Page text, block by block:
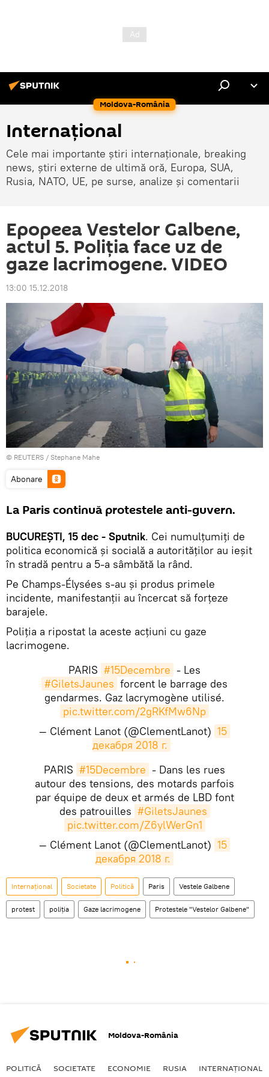
Moldova-România
Internaţional
Cele mai importante știri internaționale, breaking
news, știri externe de ultimă oră, Europa, SUA,
Rusia, NATO, UE, pe surse, analize și comentarii
Epopeea Vestelor Galbene,
actul 5. Poliția face uz de
gaze lacrimogene. VIDEO
13:00 15.12.2018
© REUTERS / Stephane Mahe
Abonare
La Paris continuă protestele anti-guvern.
BUCUREȘTI, 15 dec - Sputnik. Cei numulțumiți de
politica economică și socială a autorităților au ieșit
în stradă pentru a 5-a sâmbătă la rând.
Pe Champs-Élysées s-au și produs primele
incidente, manifestanții au încercat să forțeze
barajele.
Poliția a ripostat la aceste acțiuni cu gaze
lacrimogene.
PARIS #15Decembre - Les
#GiletsJaunes forcent le barrage des
gendarmes. Gaz lacrymogène utilisé.
pic.twitter.com/2gRKfMw6Np
— Clément Lanot (@ClementLanot) 15
декабря 2018 г.
PARIS #15Decembre - Dans les rues
autour des tensions, des motards parfois
par équipe de deux et armés de LBD font
des patrouilles #GiletsJaunes
pic.twitter.com/Z6ylWerGn1
— Clément Lanot (@ClementLanot) 15
декабря 2018 г.
Internaţional Societate Politică Paris Vestele Galbene
protest poliția Gaze lacrimogene Protestele "Vestelor Galbene"
Moldova-România
POLITICĂ SOCIETATE ECONOMIE RUSIA INTERNAŢIONAL